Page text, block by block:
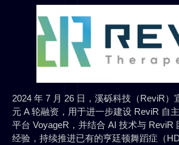
2024 年 7 月 26 日，溪砾科技（ReviR）
元 A 轮融资，用于进一步建设 ReviR 自
平台 VoyageR，并结合 AI 技术与 ReviR
经验，持续推进已有的亨廷顿舞蹈症（